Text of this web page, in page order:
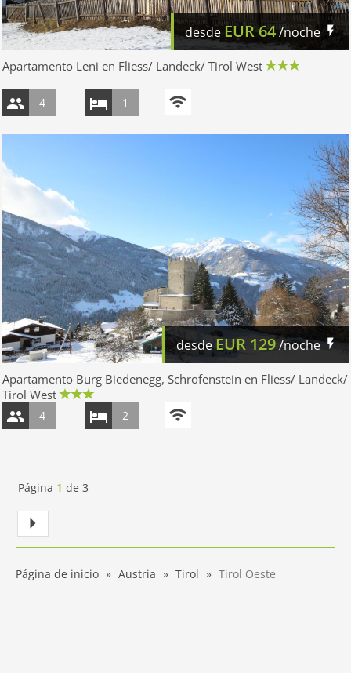
desdeEUR64/noche
Apartamento Leni en Fliess/ Landeck/ Tirol West
4 1
desdeEUR 129/noche
Apartamento Burg Biedenegg, Schrofenstein en Fliess/ Landeck/
Tirol West
4 2
Página 1 de 3
Página de inicio Austria Tirol Tirol Oeste